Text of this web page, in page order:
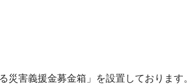
害義援金募金箱」を設置しております。